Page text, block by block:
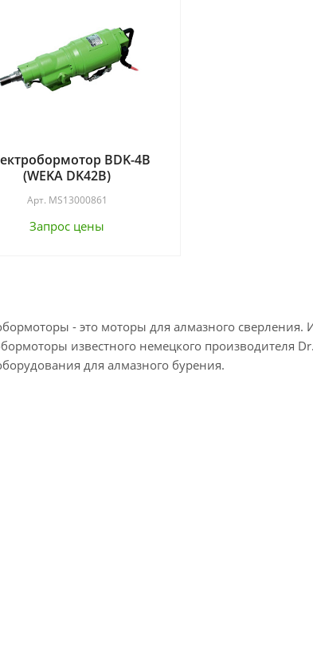
BDK-4B
(WEKA DK42B)
Арт. MS13000861
Запрос цены
- это моторы для алмазного сверления.
известного немецкого производителя
для алмазного бурения.